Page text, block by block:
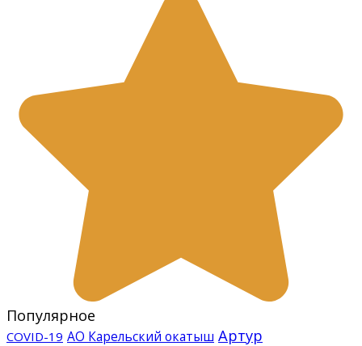
Популярное
COVID-19 АО Карельский окатыш Артур